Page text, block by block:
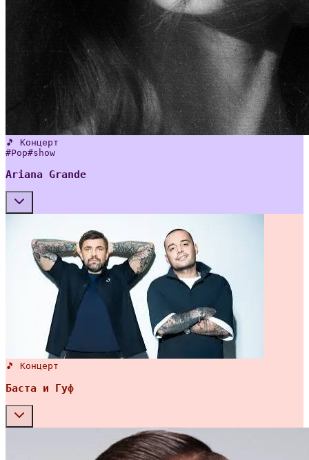
🎵 Концерт
#Pop#show
Ariana Grande
🎵 Концерт
Баста и Гуф